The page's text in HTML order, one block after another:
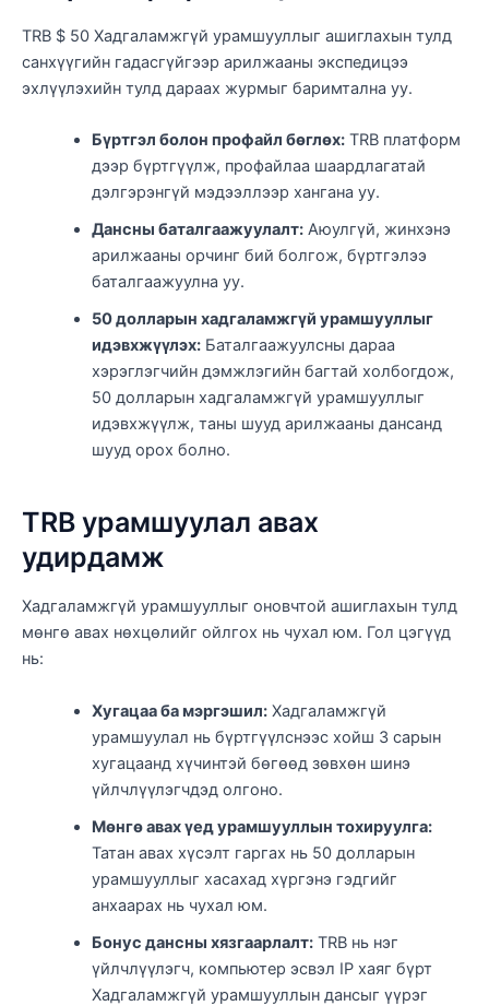
TRB $ 50 Хадгаламжгүй урамшууллыг ашиглахын тулд
санхүүгийн гадасгүйгээр арилжааны экспедицээ
эхлүүлэхийн тулд дараах журмыг баримтална уу.
Бүртгэл болон профайл бөглөх:TRB платформ
дээр бүртгүүлж, профайлаа шаардлагатай
дэлгэрэнгүй мэдээллээр хангана уу.
Дансны баталгаажуулалт:Аюулгүй, жинхэнэ
арилжааны орчинг бий болгож, бүртгэлээ
баталгаажуулна уу.
50 долларын хадгаламжгүй урамшууллыг
идэвхжүүлэх:Баталгаажуулсны дараа
хэрэглэгчийн дэмжлэгийн багтай холбогдож,
50 долларын хадгаламжгүй урамшууллыг
идэвхжүүлж, таны шууд арилжааны дансанд
шууд орох болно.
TRB урамшуулал авах
удирдамж
Хадгаламжгүй урамшууллыг оновчтой ашиглахын тулд
мөнгө авах нөхцөлийг ойлгох нь чухал юм. Гол цэгүүд
нь:
Хугацаа ба мэргэшил:Хадгаламжгүй
урамшуулал нь бүртгүүлснээс хойш 3 сарын
хугацаанд хүчинтэй бөгөөд зөвхөн шинэ
үйлчлүүлэгчдэд олгоно.
Мөнгө авах үед урамшууллын тохируулга:
Татан авах хүсэлт гаргах нь 50 долларын
урамшууллыг хасахад хүргэнэ гэдгийг
анхаарах нь чухал юм.
Бонус дансны хязгаарлалт:TRB нь нэг
үйлчлүүлэгч, компьютер эсвэл IP хаяг бүрт
Хадгаламжгүй урамшууллын дансыг үүрэг